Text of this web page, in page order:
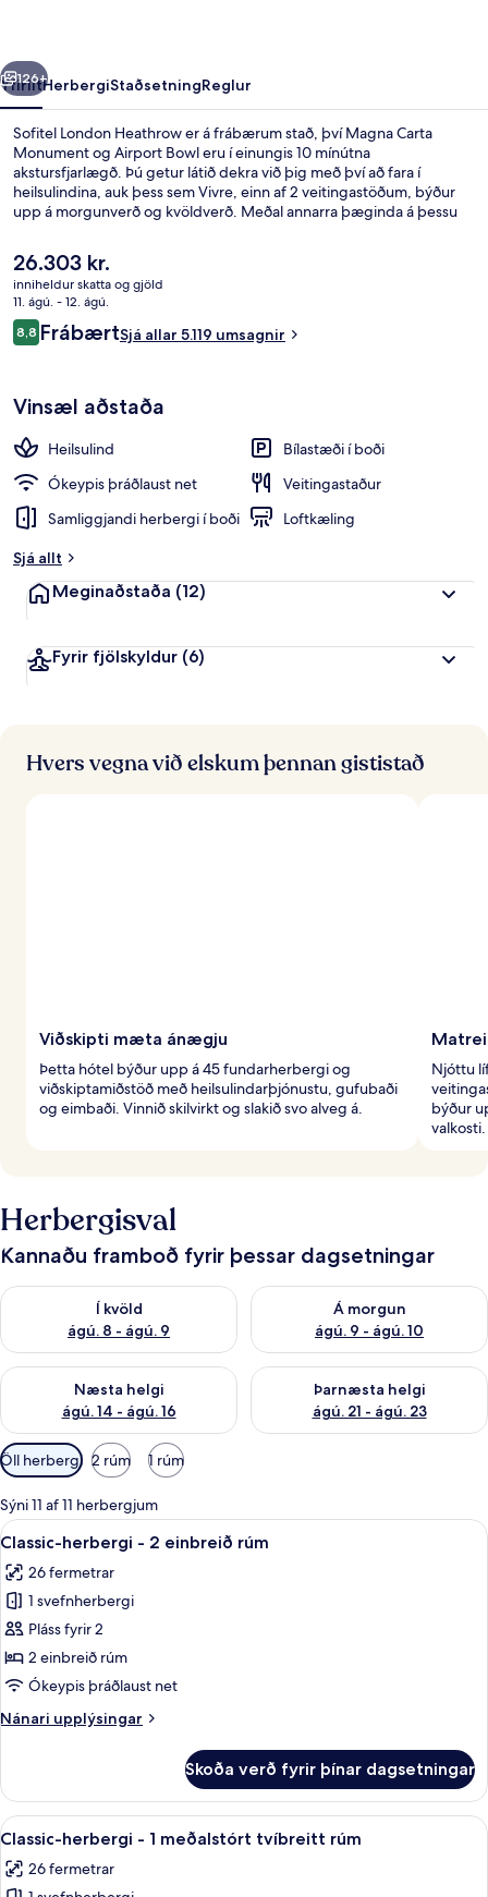
Næsta
126+
YfirlitHerbergiStaðsetningReglur
Sofitel London Heathrow er á frábærum stað, því Magna Carta
Monument og Airport Bowl eru í einungis 10 mínútna
akstursfjarlægð. Þú getur látið dekra við þig með því að fara í
heilsulindina, auk þess sem Vivre, einn af 2 veitingastöðum, býður
upp á morgunverð og kvöldverð. Meðal annarra þæginda á þessu
sólarhringinn og líkamsræktaraðstaða. Þægileg rúm og hjálpsamt
starfsfólk eru meðal helstu kosta gististaðarins að mati ferðamanna
sem hafa heimsótt hann.
Núverandi
verð
er
26.303 kr.
26.303 kr.
inniheldur skatta og gjöld
11. ágú. - 12. ágú.
Umsagnir
8,88,8 af 10
FrábærtSjá allar 5.119 umsagnir
Vinsæl aðstaða
Heilsulind
Bílastæði í boði
Ókeypis þráðlaust net
Veitingastaður
Samliggjandi herbergi í boði
Loftkæling
Sjá allt
Meginaðstaða (12)
Fyrir fjölskyldur (6)
Hvers vegna við elskum þennan gististað
Viðskipti mæta ánægju
Þetta hótel býður upp á 45 fundarherbergi og
viðskiptamiðstöð með heilsulindarþjónustu, gufubaði
og eimbaði. Vinnið skilvirkt og slakið svo alveg á.
Njóttu
býður
valkosti.
Herbergisval
Kannaðu framboð fyrir þessar dagsetningar
Í kvöld
ágú. 8 - ágú. 9
Athuga framboð í kvöld ágú. 8 - ágú. 9
Á morgun
ágú. 9 - ágú. 10
Athuga framboð á morgun
Næsta helgi
ágú. 14 - ágú. 16
Athuga framboð næstu helgi ágú. 14 - ágú. 16
Þarnæsta helgi
ágú. 21 - ágú. 23
Athuga framboð þarnæstu
Síur
í
boði
fyrir
herbergi
Öll herbergi 2 rúm 1 rúm
Sýni 11 af 11 herbergjum
Skoða
allar
myndir
fyrir
Classic-
herbergi
-
einbreið
Rúmföt úr egypskri bómull, rúmföt
6
Classic-herbergi - 2 einbreið rúm
26 fermetrar
1 svefnherbergi
Pláss fyrir 2
2 einbreið rúm
Ókeypis þráðlaust net
Nánari upplýsingar
Nánari
herbergi
2
rúm
Skoða verð fyrir þínar dagsetningar
Skoða
allar
myndir
Rúmföt úr egypskri bómull, rúmföt
8
Classic-herbergi - 1 meðalstórt tvíbreitt rúm
26 fermetrar